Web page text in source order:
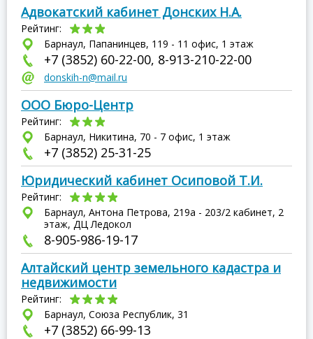
Адвокатский кабинет Донских Н.А.
Рейтинг:
Барнаул, Папанинцев, 119 - 11 офис, 1 этаж
+7 (3852) 60-22-00, 8-913-210-22-00
donskih-n@mail.ru
ООО Бюро-Центр
Рейтинг:
Барнаул, Никитина, 70 - 7 офис, 1 этаж
+7 (3852) 25-31-25
Юридический кабинет Осиповой Т.И.
Рейтинг:
Барнаул, Антона Петрова, 219а - 203/2 кабинет, 2
этаж, ДЦ Ледокол
8-905-986-19-17
Алтайский центр земельного кадастра и
недвижимости
Рейтинг:
Барнаул, Союза Республик, 31
+7 (3852) 66-99-13